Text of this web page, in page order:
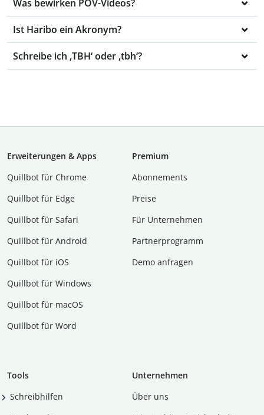
Was bewirken POV-Videos?
Ist Haribo ein Akronym?
Schreibe ich ‚TBH‘ oder ‚tbh‘?
Erweiterungen & Apps
Quillbot für Chrome
Quillbot für Edge
Quillbot für Safari
Quillbot für Android
Quillbot für iOS
Quillbot für Windows
Quillbot für macOS
Quillbot für Word
Premium
Abon­ne­ments
Preise
Für Unternehmen
Partnerprogramm
Demo anfragen
Tools
Schreibhilfen
Unternehmen
Über uns